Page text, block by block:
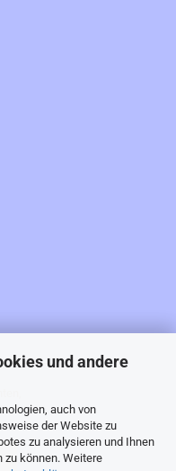
und andere
auch von
der Website zu
zu analysieren und Ihnen
können. Weitere